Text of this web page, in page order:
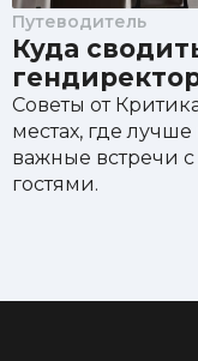
Путеводитель
Куда
Советы от
местах, где
важные встречи
гостями.